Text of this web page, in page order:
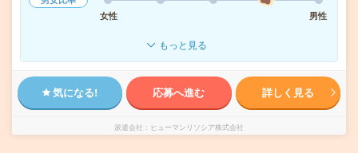
女性
男性
もっと見る
気になる! 応募へ進む 詳しく見る
派遣会社 ヒューマンリソシア株式会社